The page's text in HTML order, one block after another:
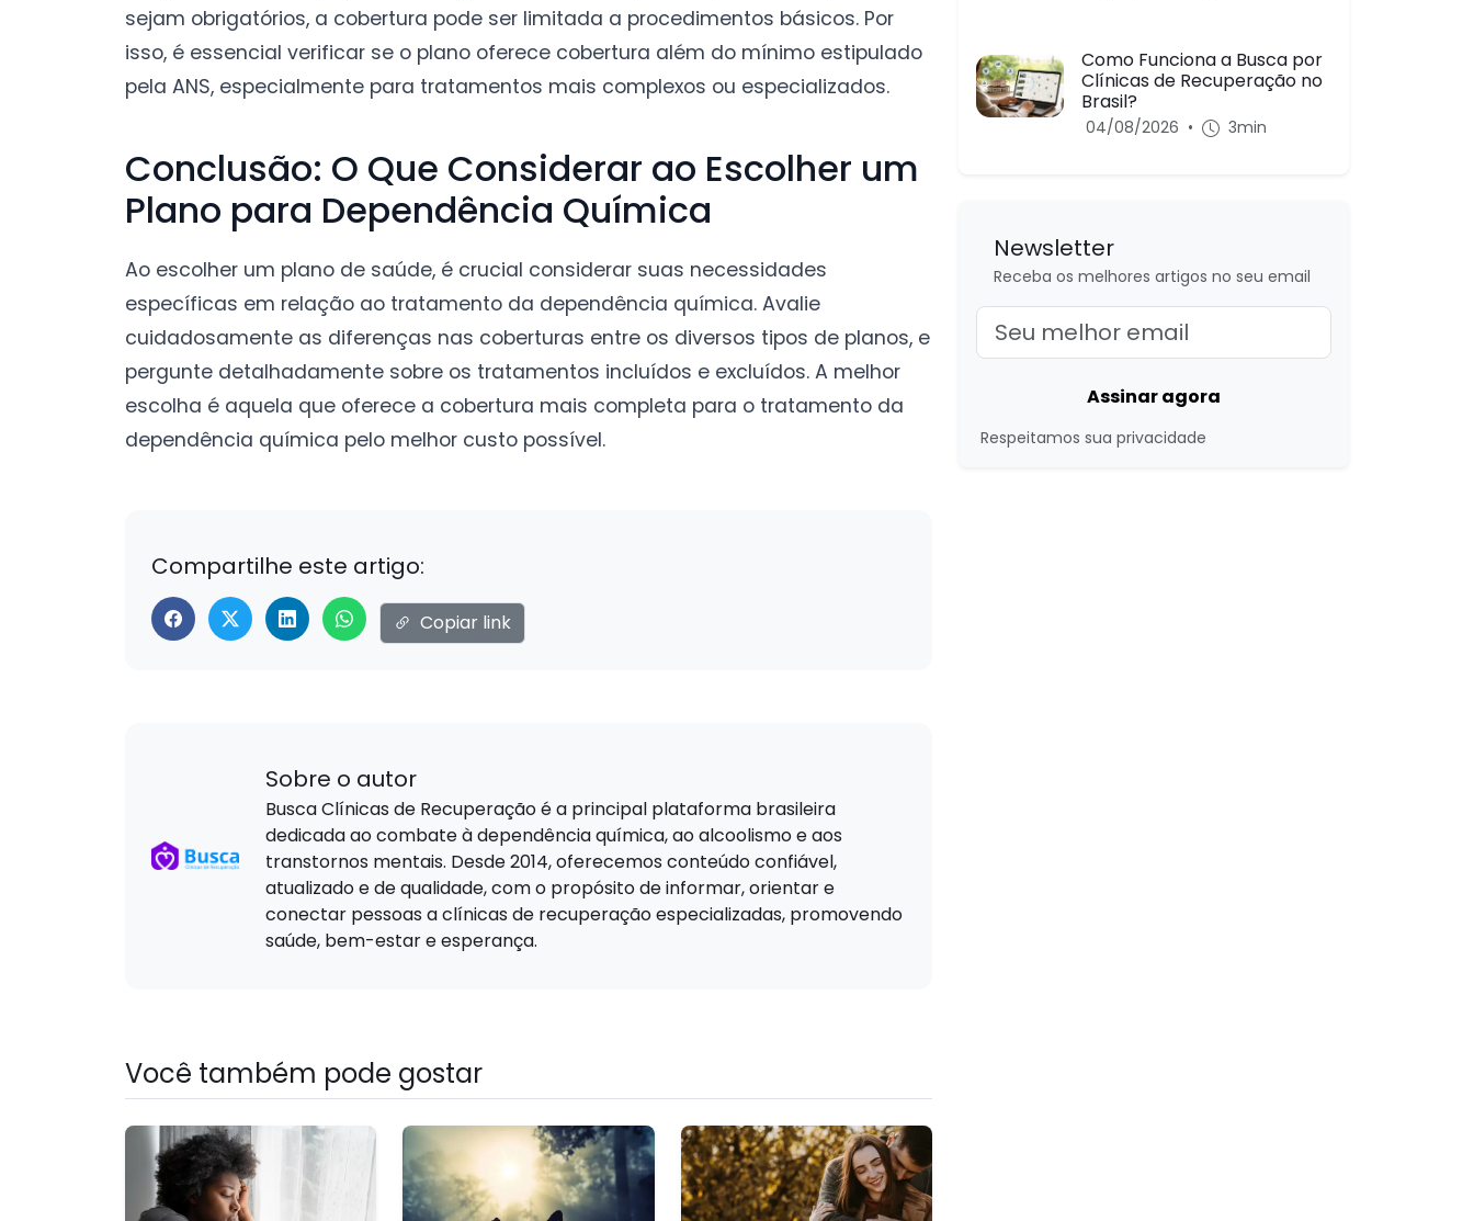
sejam obrigatórios, a cobertura pode ser limitada a procedimentos básicos. Por
isso, é essencial verificar se o plano oferece cobertura além do mínimo estipulado
pela ANS, especialmente para tratamentos mais complexos ou especializados.
Conclusão: O Que Considerar ao Escolher um
Plano para Dependência Química
Ao escolher um plano de saúde, é crucial considerar suas necessidades
específicas em relação ao tratamento da dependência química. Avalie
cuidadosamente as diferenças nas coberturas entre os diversos tipos de planos, e
pergunte detalhadamente sobre os tratamentos incluídos e excluídos. A melhor
escolha é aquela que oferece a cobertura mais completa para o tratamento da
dependência química pelo melhor custo possível.
Compartilhe este artigo:
Copiar link
Sobre o autor
Busca Clínicas de Recuperação é a principal plataforma brasileira
dedicada ao combate à dependência química, ao alcoolismo e aos
transtornos mentais. Desde 2014, oferecemos conteúdo confiável,
atualizado e de qualidade, com o propósito de informar, orientar e
conectar pessoas a clínicas de recuperação especializadas, promovendo
saúde, bem-estar e esperança.
Você também pode gostar
Como Funciona a Busca por
Clínicas de Recuperação no
Brasil?
04/08/2026 • 3min
Newsletter
Receba os melhores artigos no seu email
Assinar agora
Respeitamos sua privacidade